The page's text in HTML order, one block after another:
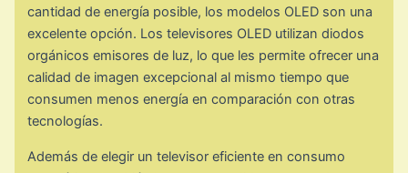
cantidad de energía posible, los modelos OLED son una
excelente opción. Los televisores OLED utilizan diodos
orgánicos emisores de luz, lo que les permite ofrecer una
calidad de imagen excepcional al mismo tiempo que
consumen menos energía en comparación con otras
tecnologías.
Además de elegir un televisor eficiente en consumo